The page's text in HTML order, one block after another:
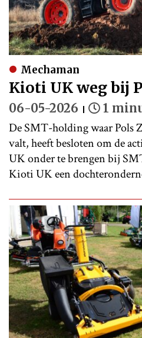
Mechaman
Kioti UK weg bij
06-05-2026 1
De SMT-holding waar Pols
valt, heeft besloten om de
UK onder te brengen bij
Kioti UK een